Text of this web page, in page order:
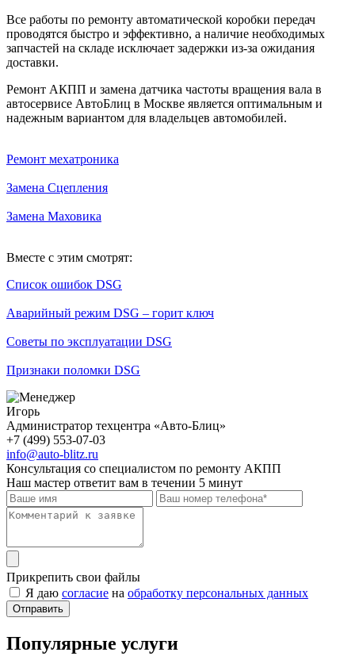
Все работы по ремонту автоматической коробки передач
проводятся быстро и эффективно, а наличие необходимых
запчастей на складе исключает задержки из-за ожидания
доставки.
Ремонт АКПП и замена датчика частоты вращения вала в
автосервисе АвтоБлиц в Москве является оптимальным и
надежным вариантом для владельцев автомобилей.
Ремонт мехатроника
Замена Сцепления
Замена Маховика
Вместе с этим смотрят:
Список ошибок DSG
Аварийный режим DSG – горит ключ
Советы по эксплуатации DSG
Признаки поломки DSG
Игорь
Администратор техцентра «Авто-Блиц»
+7 (499) 553-07-03
info@auto-blitz.ru
Консультация со специалистом по ремонту АКПП
Наш мастер ответит вам в течении 5 минут
Прикрепить свои файлы
Я даю согласие на обработку персональных данных
Отправить
Популярные услуги